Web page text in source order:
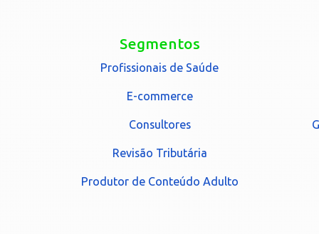
Segmentos
Profissionais de Saúde
E-commerce
Consultores
Revisão Tributária
Produtor de Conteúdo Adulto